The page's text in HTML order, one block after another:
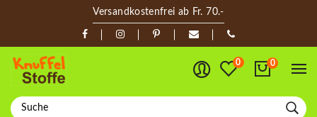
Versandkostenfrei ab Fr. 70.-
0 0